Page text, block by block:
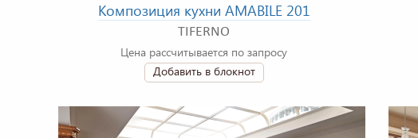
Композиция кухни AMABILE 201
TIFERNO
Цена рассчитывается по запросу
Добавить в блокнот